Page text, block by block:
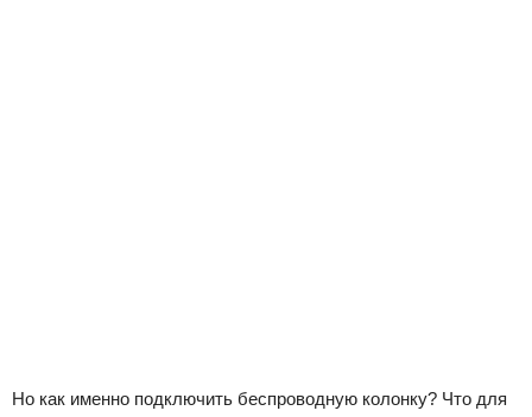
Но как именно подключить беспроводную колонку? Что для